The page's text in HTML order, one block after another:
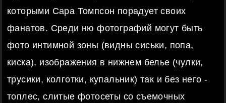
которыми Сара Томпсон порадует своих
фанатов. Среди ню фотографий могут быть
фото интимной зоны (видны сиськи, попа,
киска), изображения в нижнем белье (чулки,
трусики, колготки, купальник) так и без него -
топлес, слитые фотосеты со съемочных